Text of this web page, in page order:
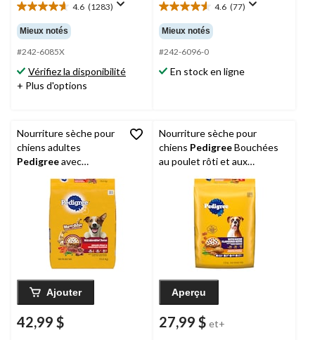
4.6 (1283)
4.6
étoile(s)
sur
5.
1283
évaluations
Mieux notés
#242-6085X
Vérifiez la disponibilité
+ Plus d'options
4.6 (77)
4.6
étoile(s)
sur
5.
77
évaluations
Mieux notés
#242-6096-0
En stock en ligne
Nourriture sèche pour
chiens adultes
Pedigreeavec
bouchées Marrobites
saveur de bifteck grillé
et de légumes, 13.6 kg
Ajouter
42,99 $
Nourriture sèche pour
chiens PedigreeBouchées
au poulet rôti et aux
légumes avec bacon,
formats variés
Aperçu
27,99 $ et+